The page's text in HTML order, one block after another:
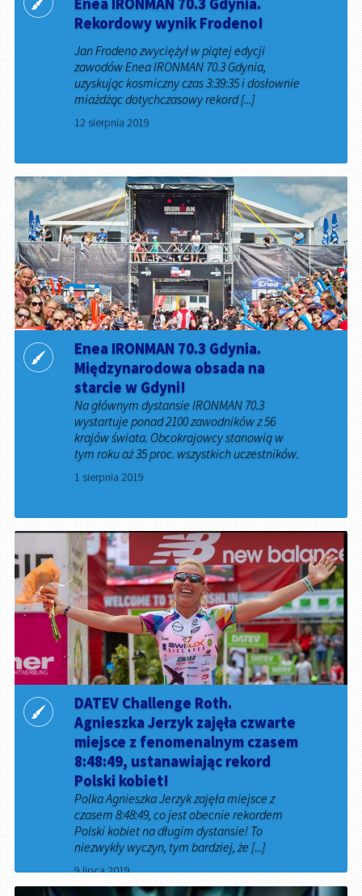
Rekordowy wynik Frodeno!
Jan Frodeno zwyciężył w piątej edycji
zawodów Enea IRONMAN 70.3 Gdynia,
uzyskując kosmiczny czas 3:39:35 i dosłownie
miażdżąc dotychczasowy rekord [...]
12 sierpnia 2019
Enea IRONMAN 70.3 Gdynia.
Międzynarodowa obsada na
starcie w Gdyni!
Na głównym dystansie IRONMAN 70.3
wystartuje ponad 2100 zawodników z 56
krajów świata. Obcokrajowcy stanowią w
tym roku aż 35 proc. wszystkich uczestników.
1 sierpnia 2019
DATEV Challenge Roth.
Agnieszka Jerzyk zajęła czwarte
miejsce z fenomenalnym czasem
8:48:49, ustanawiając rekord
Polski kobiet!
Polka Agnieszka Jerzyk zajęła miejsce z
czasem 8:48:49, co jest obecnie rekordem
Polski kobiet na długim dystansie! To
niezwykły wyczyn, tym bardziej, że [...]
9 lipca 2019